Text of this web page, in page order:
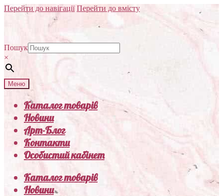
Перейти до навігації Перейти до вмісту
Пошук
×
Меню
Каталог товарів
Новини
Арт-Блог
Контакти
Особистий кабінет
Каталог товарів
Новини